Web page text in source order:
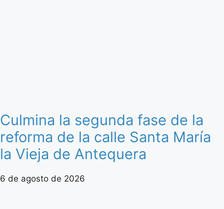
Culmina la segunda fase de la
reforma de la calle Santa María
la Vieja de Antequera
6 de agosto de 2026